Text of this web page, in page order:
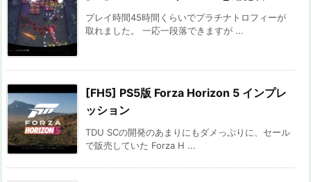
プレイ時間45時間くらいでプラチナトロフィーが
取れました。 一応一段落できますが ...
[FH5] PS5版 Forza Horizon 5 インプレ
ッション
TDU SCの開発のあまりにもダメっぷりに、セール
で販売していた Forza H ...